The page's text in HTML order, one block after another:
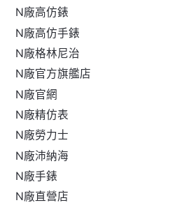
N廠高仿錶
N廠高仿手錶
N廠格林尼治
N廠官方旗艦店
N廠官網
N廠精仿表
N廠勞力士
N廠沛納海
N廠手錶
N廠直營店